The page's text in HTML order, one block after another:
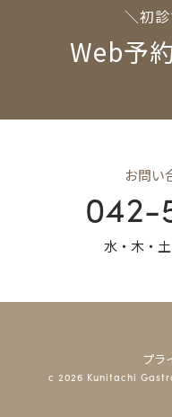
＼初
Web予
お問い
042-
水・木・
プラ
c 2026 Kunitachi